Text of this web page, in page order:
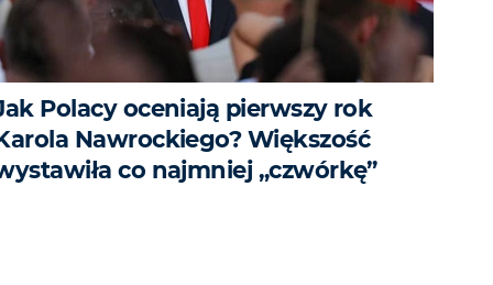
Polacy oceniają pierwszy rok
Nawrockiego? Większość
co najmniej „czwórkę”